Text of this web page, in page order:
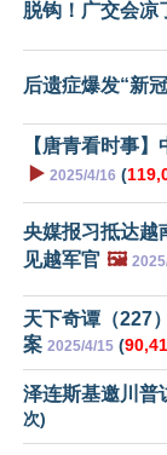
脱钩！广交会凉
后遗症爆发“新
【唐青看时事
▶️ 2025/4/16 (
央媒报习抵达越
见越军官 🖼️
天下奇谭（227
案 2025/4/15 (
泽连斯基邀川普
次)